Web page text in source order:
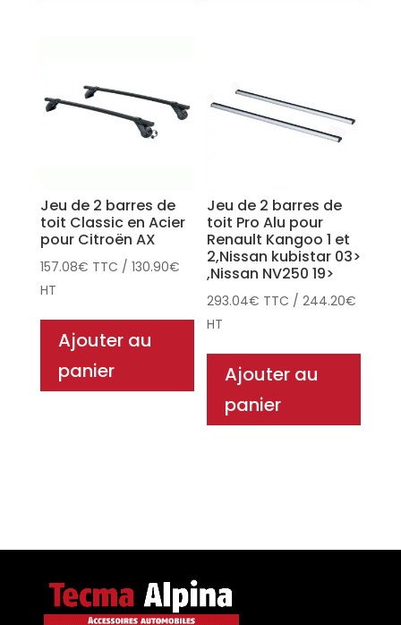
Jeu de 2 barres de
toit Classic en Acier
pour Citroën AX
157.08€ TTC / 130.90€
HT
Ajouter au
panier
Jeu de 2 barres de
toit Pro Alu pour
Renault Kangoo 1 et
2,Nissan kubistar 03>
,Nissan NV250 19>
293.04€ TTC /244.20€
HT
Ajouter au
panier